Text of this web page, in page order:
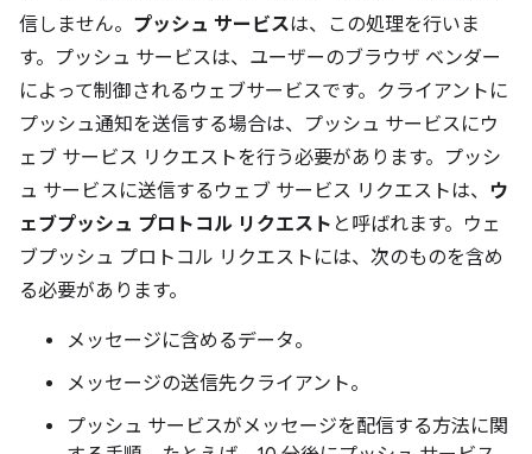
信しません。 プッシュ サービスは、この処理を行いま
す。プッシュ サービスは、ユーザーのブラウザ ベンダー
によって制御されるウェブサービスです。クライアントに
プッシュ通知を送信する場合は、プッシュ サービスにウ
ェブ サービス リクエストを行う必要があります。プッシ
ュ サービスに送信するウェブ サービス リクエストは、 ウ
ェブプッシュ プロトコル リクエスト と呼ばれます。ウェ
ブプッシュ プロトコル リクエストには、次のものを含め
る必要があります。
メッセージに含めるデータ。
メッセージの送信先クライアント。
プッシュ サービスがメッセージを配信する方法に関